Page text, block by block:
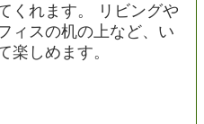
くれます。 リビングや
ィスの机の上など、い
楽しめます。